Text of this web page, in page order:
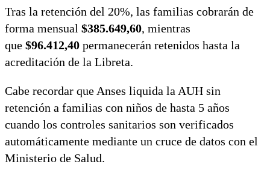
Tras la retención del 20%, las familias cobrarán de
forma mensual $385.649,60, mientras
que $96.412,40 permanecerán retenidos hasta la
acreditación de la Libreta.
Cabe recordar que Anses liquida la AUH sin
retención a familias con niños de hasta 5 años
cuando los controles sanitarios son verificados
automáticamente mediante un cruce de datos con el
Ministerio de Salud.